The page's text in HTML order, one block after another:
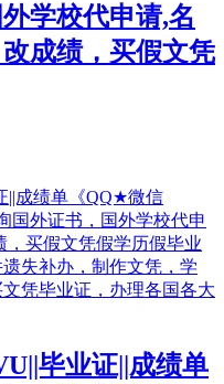
学校代申请,名
成绩，买假文凭
毕业证||成绩单